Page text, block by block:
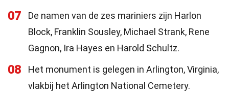
07
De namen van de zes mariniers zijn Harlon
Block, Franklin Sousley, Michael Strank, Rene
Gagnon, Ira Hayes en Harold Schultz.
08
Het monument is gelegen in Arlington, Virginia,
vlakbij het Arlington National Cemetery.